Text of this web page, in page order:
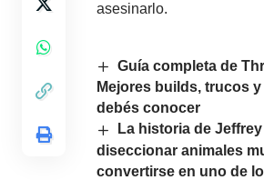
asesinarlo.
Guía completa de
Mejores builds, trucos
debés conocer
La historia de
diseccionar animales
convertirse en uno de